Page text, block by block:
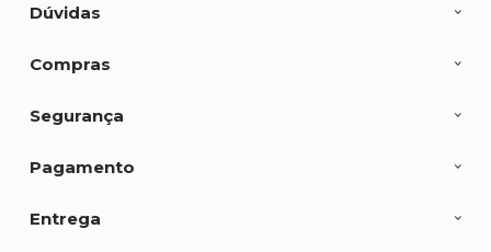
Dúvidas
Compras
Segurança
Pagamento
Entrega